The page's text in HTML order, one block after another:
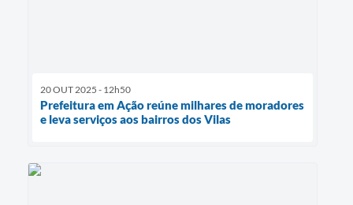
20 OUT 2025 - 12h50
Prefeitura em Ação reúne milhares de moradores
e leva serviços aos bairros dos Vilas